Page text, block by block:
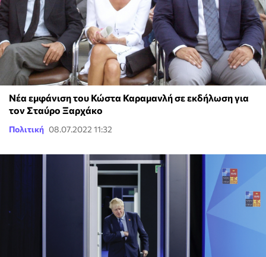
Νέα εμφάνιση του Κώστα Καραμανλή σε εκδήλωση για
τον Σταύρο Ξαρχάκο
Πολιτική 08.07.2022 11:32